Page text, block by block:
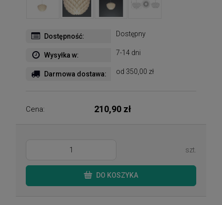
Dostępność: Dostępny
Wysyłka w: 7-14 dni
Darmowa dostawa: od 350,00 zł
Cena: 210,90 zł
szt.
DO KOSZYKA